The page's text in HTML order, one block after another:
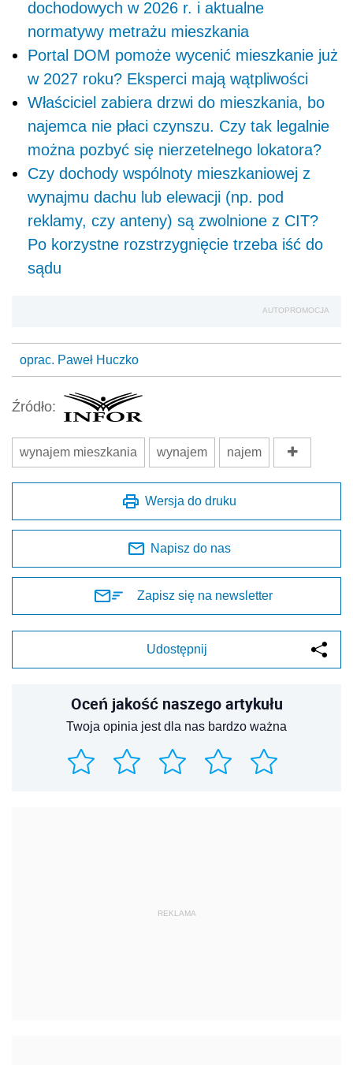
dochodowych w 2026 r. i aktualne
normatywy metrażu mieszkania
Portal DOM pomoże wycenić mieszkanie już
w 2027 roku? Eksperci mają wątpliwości
Właściciel zabiera drzwi do mieszkania, bo
najemca nie płaci czynszu. Czy tak legalnie
można pozbyć się nierzetelnego lokatora?
Czy dochody wspólnoty mieszkaniowej z
wynajmu dachu lub elewacji (np. pod
reklamy, czy anteny) są zwolnione z CIT?
Po korzystne rozstrzygnięcie trzeba iść do
sądu
AUTOPROMOCJA
oprac. Paweł Huczko
Źródło:
wynajem mieszkania wynajem najem
Wersja do druku
Napisz do nas
Zapisz się na newsletter
Udostępnij
Oceń jakość naszego artykułu
Twoja opinia jest dla nas bardzo ważna
REKLAMA